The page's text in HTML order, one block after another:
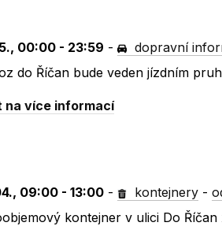
00:00 - 23:59 -
dopravní
do Říčan bude veden jízdním
na více informací
09:00 - 13:00 - kontejnery -
kontejner v ulici Do Říčan